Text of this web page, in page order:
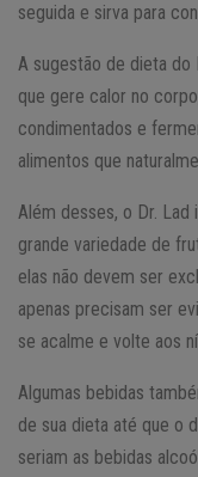
seguida e sirva para
A sugestão de dieta do
que gere calor no
condimentados e
alimentos que
Além desses, o Dr. Lad
grande variedade de
elas não devem ser
apenas precisam ser
se acalme e volte aos
Algumas bebidas
de sua dieta até que o
seriam as bebidas